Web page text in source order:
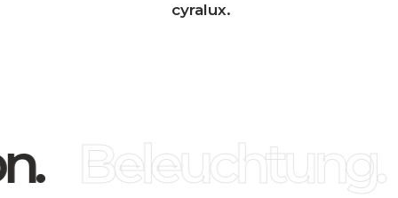
cyralux.
Beleuchtung.